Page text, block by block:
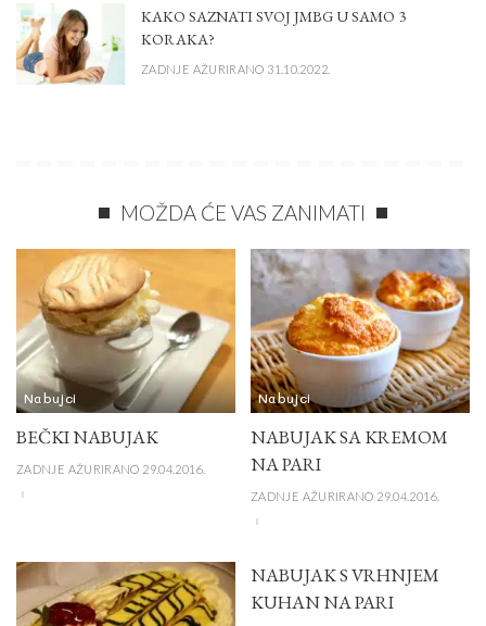
KAKO SAZNATI SVOJ JMBG U SAMO 3
KORAKA?
ZADNJE AŽURIRANO 31.10.2022.
MOŽDA ĆE VAS ZANIMATI
Nabujci
BEČKI NABUJAK
ZADNJE AŽURIRANO 29.04.2016.
Nabujci
NABUJAK SA KREMOM
NA PARI
ZADNJE AŽURIRANO 29.04.2016.
NABUJAK S VRHNJEM
KUHAN NA PARI